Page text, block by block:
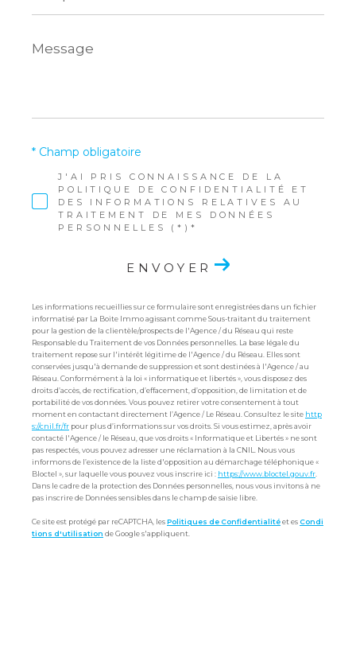
Message
*
J'AI PRIS CONNAISSANCE DE LA
POLITIQUE DE CONFIDENTIALITÉ ET
DES INFORMATIONS RELATIVES AU
TRAITEMENT DE MES DONNÉES
PERSONNELLES (*)*
* Champ obligatoire
ENVOYER
Les informations recueillies sur ce formulaire sont enregistrées dans un fichier
informatisé par La Boite Immo agissant comme Sous-traitant du traitement
pour la gestion de la clientèle/prospects de l'Agence / du Réseau qui reste
Responsable du Traitement de vos Données personnelles. La base légale du
traitement repose sur l'intérêt légitime de l'Agence / du Réseau. Elles sont
conservées jusqu'à demande de suppression et sont destinées à l'Agence / au
Réseau. Conformément à la loi « informatique et libertés », vous disposez des
droits d’accès, de rectification, d’effacement, d’opposition, de limitation et de
portabilité de vos données. Vous pouvez retirer votre consentement à tout
moment en contactant directement l’Agence / Le Réseau. Consultez le site http
s://cnil.fr/fr pour plus d’informations sur vos droits. Si vous estimez, après avoir
contacté l'Agence / le Réseau, que vos droits « Informatique et Libertés » ne sont
pas respectés, vous pouvez adresser une réclamation à la CNIL. Nous vous
informons de l’existence de la liste d'opposition au démarchage téléphonique «
Bloctel », sur laquelle vous pouvez vous inscrire ici : https://www.bloctel.gouv.fr
Dans le cadre de la protection des Données personnelles, nous vous invitons à ne
pas inscrire de Données sensibles dans le champ de saisie libre.
Ce site est protégé par reCAPTCHA, lesPolitiques de Confidentialitéet es Condi
tions d'utilisation de Google s'appliquent.